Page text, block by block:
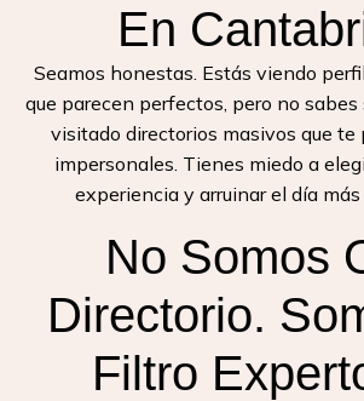
En
Seamos honestas. Estás viendo
que parecen perfectos, pero no sabes
visitado directorios masivos que te
impersonales. Tienes miedo a
experiencia y arruinar el día
No Somos
Directorio.
Filtro